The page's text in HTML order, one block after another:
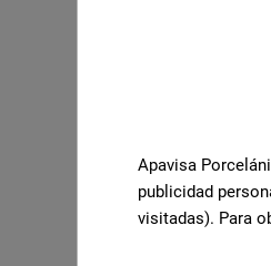
Visualizza la
Apavisa
publicidad
visitadas). Para